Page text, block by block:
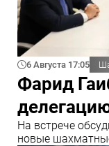
6 Августа 17:05
Фарид
На встрече
новые